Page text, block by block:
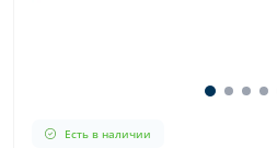
Есть в наличии